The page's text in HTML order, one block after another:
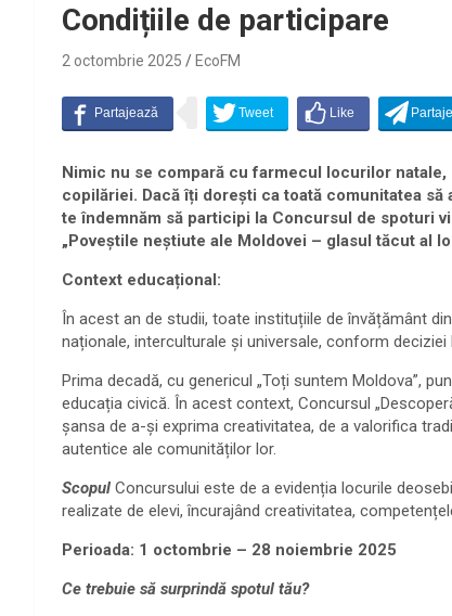
Condițiile de participare
2 octombrie 2025 EcoFM
Nimic nu se compară cu farmecul locurilor
copilăriei. Dacă îți dorești ca toată comunitatea
te îndemnăm să participi la Concursul de spoturi
„Poveștile neștiute ale Moldovei – glasul tăcut al
Context educațional:
În acest an de studii, toate instituțiile de învățământ
naționale, interculturale și universale, conform deciziei
Prima decadă, cu genericul „Toți suntem Moldova”,
educația civică. În acest context, Concursul
șansa de a-și exprima creativitatea, de a valorifica
autentice ale comunităților lor.
Scopul Concursului este de a evidenția locurile
realizate de elevi, încurajând creativitatea,
Perioada: 1 octombrie – 28 noiembrie 2025
Ce trebuie să surprindă spotul tău?